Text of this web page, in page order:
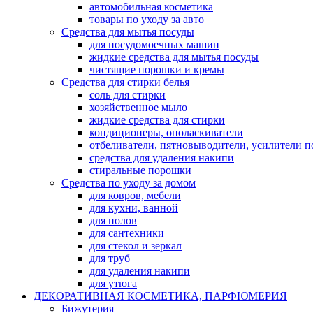
автомобильная косметика
товары по уходу за авто
Средства для мытья посуды
для посудомоечных машин
жидкие средства для мытья посуды
чистящие порошки и кремы
Средства для стирки белья
соль для стирки
хозяйственное мыло
жидкие средства для стирки
кондиционеры, ополаскиватели
отбеливатели, пятновыводители, усилители
средства для удаления накипи
стиральные порошки
Средства по уходу за домом
для ковров, мебели
для кухни, ванной
для полов
для сантехники
для стекол и зеркал
для труб
для удаления накипи
для утюга
ДЕКОРАТИВНАЯ КОСМЕТИКА, ПАРФЮМЕРИЯ
Бижутерия